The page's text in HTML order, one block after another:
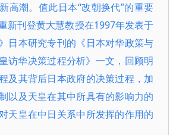
高潮。值此日本“改朝换代”的重要
新刊登黄大慧教授在1997年发表于
日本研究专刊的《日本对华政策与
华决策过程分析》一文，回顾明
及其背后日本政府的决策过程，加
以及天皇在其中所具有的影响力的
天皇在中日关系中所发挥的作用的